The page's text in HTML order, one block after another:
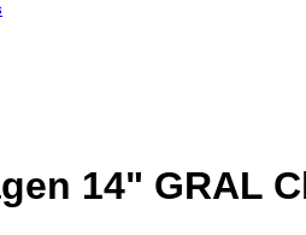
14" GRAL